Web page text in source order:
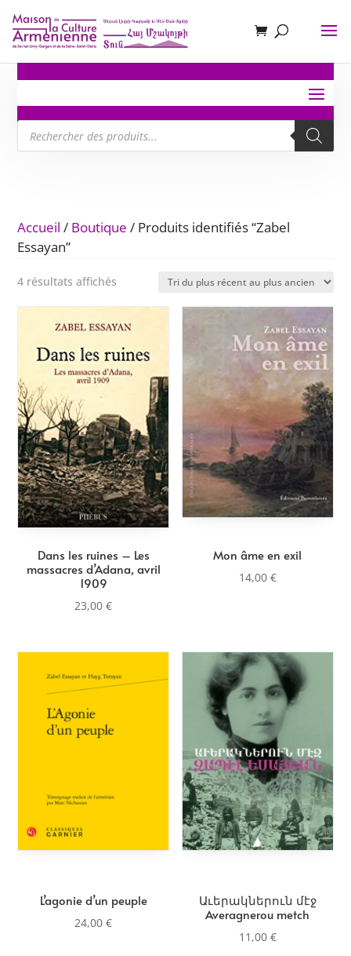
Recherche
de
produits
Accueil / Boutique / Produits identifiés “Zabel
Essayan”
4 résultats affichés
plus
au
plus
ancien
Dans les ruines – Les
massacres d’Adana, avril
1909
23,00€
Mon âme en exil
14,00 €
L’agonie d’un peuple
24,00€
Աւերակներուն մէջ
Averagnerou metch
11,00 €